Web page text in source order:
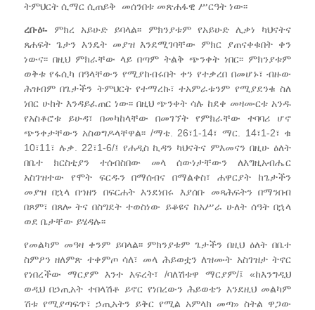
ትምህርት ሲማር ሲጠይቅ መሰንበቱ መጽሐፋዊ ሥርዓት ነው፡፡
ረቡዕ፡- ምክረ አይሁድ ይባላል፡፡ ምክንያቱም የአይሁድ ሊቃነ ካህናትና
ጸሐፍት ጌታን እንዴት መያዝ እንደሚገባቸው ምክር ያጠናቀቁበት ቀን
ነውና፡፡ በዚህ ምክራቸው ላይ በጣም ትልቅ ጭንቀት ነበር፡፡ ምክንያቱም
ወቅቱ የፋሲካ በዓላቸውን የሚያከብሩበት ቀን የተቃረበ በመሆኑ፣ ብዙው
ሕዝብም በጌታችን ትምህርት የተማረኩ፣ ተአምራቱንም የሚያደንቁ ስለ
ነበር ሁከት እንዳይፈጠር ነው፡፡ በዚህ ጭንቀት ሳሉ ከደቀ መዛሙርቱ አንዱ
የአስቆሮቱ ይሁዳ፣ በመካከላቸው በመገኘት የምክራቸው ተባባሪ ሆኖ
ጭንቀታቸውን አስወግዶላቸዋል፡፡ /ማቴ. 26፣1-14፣ ማር. 14፣1-2፣ ቁ
10፣11፣ ሉቃ. 22፣1-6/፤ የሐዲስ ኪዳን ካህናትና ምእመናን በዚሁ ዕለት
በቤተ ክርስቲያን ተሰብስበው መላ ሰውነታቸውን ለእግዚአብሔር
አስገዝተው የሞት ፍርዱን በማሰብና በማልቀስ፣ ሐዋርያት ከጌታችን
መያዝ በኋላ በኀዘን በፍርሐት እንደነበሩ እያሰቡ መጻሕፍትን በማንበብ
በጾም፣ በጸሎ ትና በስግደት ተወስነው ይቆዩና ከአሥራ ሁለት ሰዓት በኋላ
ወደ ቤታቸው ይሄዳሉ፡፡
የመልካም መዓዛ ቀንም ይባላል፡፡ ምክንያቱም ጌታችን በዚህ ዕለት በቤተ
ስምዖን ዘለምጽ ተቀምጦ ሳለ፣ መላ ሕይወቷን ለዝሙት አስገዝታ ትኖር
የነበረችው ማርያም እንተ እፍረት፣ /ባለሽቱዋ ማርያም/፤ «ከእንግዲህ
ወዲህ በኃጢአት ተበላሽቶ ይኖር የነበረውን ሕይወቴን እንደዚህ መልካም
ሽቱ የሚያጣፍጥ፣ ኃጢአትን ይቅር የሚል አምላክ መጣ» ስትል ዋጋው